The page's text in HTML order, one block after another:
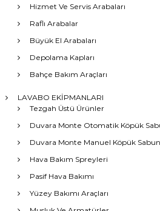
Hizmet Ve Servis Arabaları
Raflı Arabalar
Büyük El Arabaları
Depolama Kapları
Bahçe Bakım Araçları
LAVABO EKİPMANLARI
Tezgah Üstü Ürünler
Duvara Monte Otomatik Köpük
Duvara Monte Manuel Köpük
Hava Bakım Spreyleri
Pasif Hava Bakımı
Yüzey Bakımı Araçları